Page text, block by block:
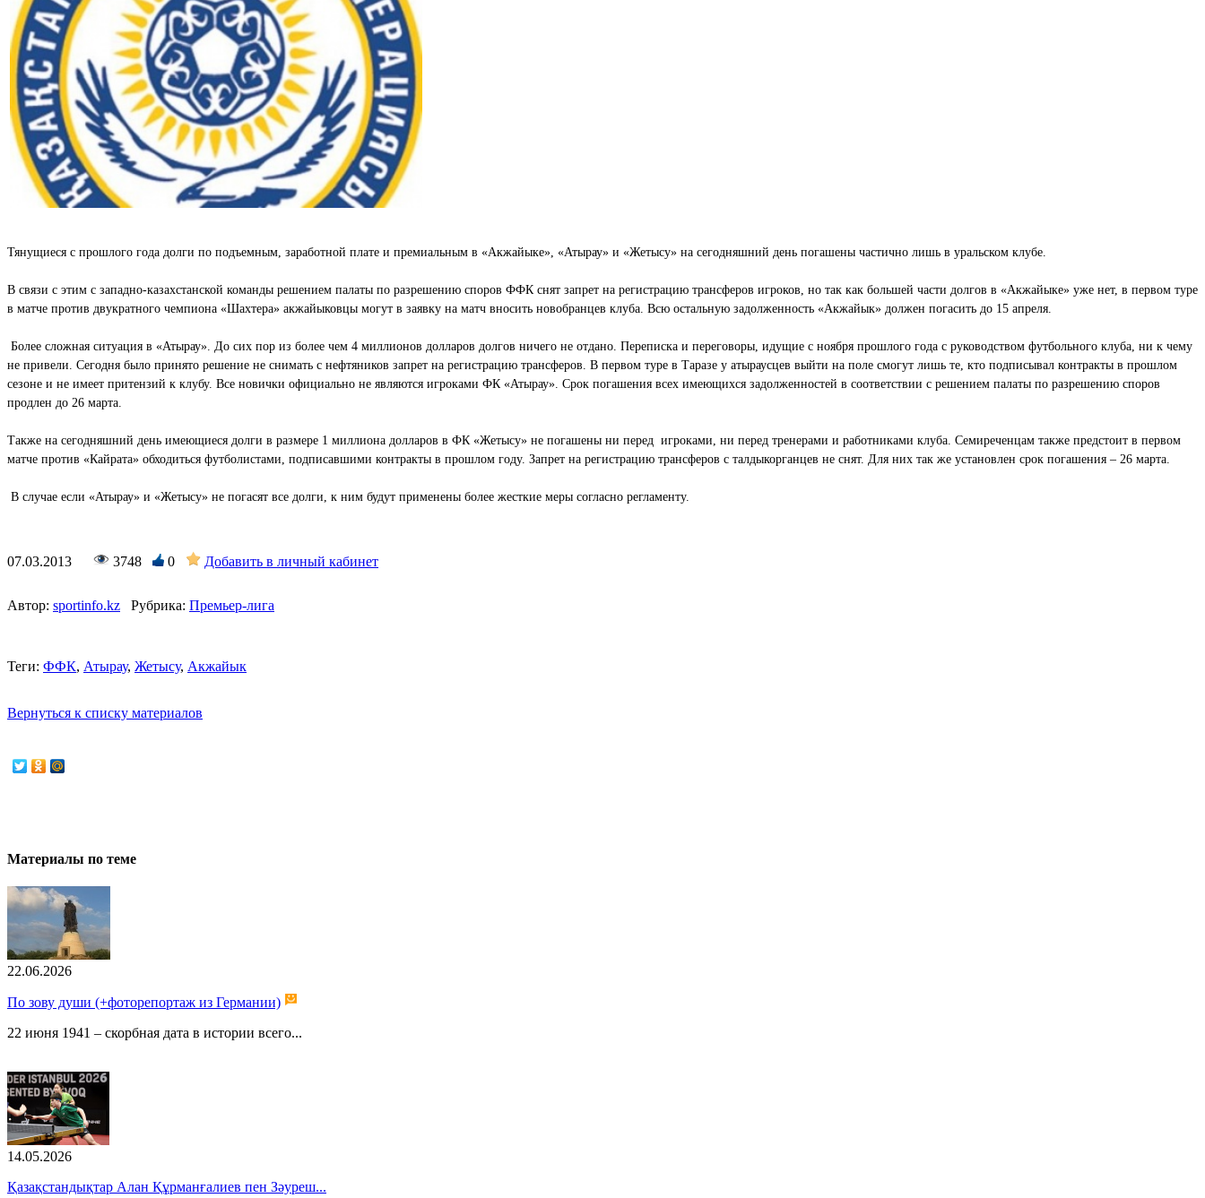
Тянущиеся с прошлого года долги по подъемным, заработной плате и премиальным в «Акжайыке», «Атырау» и «Жетысу» на сегодняшний день погашены частично лишь в уральском клубе.
В связи с этим с западно-казахстанской команды решением палаты по разрешению споров ФФК снят запрет на регистрацию трансферов игроков, но так как большей части долгов в «Акжайыке» уже нет, в первом туре
в матче против двукратного чемпиона «Шахтера» акжайыковцы могут в заявку на матч вносить новобранцев клуба. Всю остальную задолженность «Акжайык» должен погасить до 15 апреля.
Более сложная ситуация в «Атырау». До сих пор из более чем 4 миллионов долларов долгов ничего не отдано. Переписка и переговоры, идущие с ноября прошлого года с руководством футбольного клуба, ни к чему
не привели. Сегодня было принято решение не снимать с нефтяников запрет на регистрацию трансферов. В первом туре в Таразе у атыраусцев выйти на поле смогут лишь те, кто подписывал контракты в прошлом
сезоне и не имеет притензий к клубу. Все новички официально не являются игроками ФК «Атырау». Срок погашения всех имеющихся задолженностей в соответствии с решением палаты по разрешению споров
продлен до 26 марта.
Также на сегодняшний день имеющиеся долги в размере 1 миллиона долларов в ФК «Жетысу» не погашены ни перед игроками, ни перед тренерами и работниками клуба. Семиреченцам также предстоит в первом
матче против «Кайрата» обходиться футболистами, подписавшими контракты в прошлом году. Запрет на регистрацию трансферов с талдыкорганцев не снят. Для них так же установлен срок погашения – 26 марта.
В случае если «Атырау» и «Жетысу» не погасят все долги, к ним будут применены более жесткие меры согласно регламенту.
07.03.2013 3748 0 Добавить в личный кабинет
Автор: sportinfo.kz Рубрика: Премьер-лига
Теги: ФФК, Атырау, Жетысу, Акжайык
Вернуться к списку материалов
Материалы по теме
22.06.2026
По зову души (+фоторепортаж из Германии)
22 июня 1941 – скорбная дата в истории всего...
14.05.2026
Қазақстандықтар Алан Құрманғалиев пен Зәуреш...